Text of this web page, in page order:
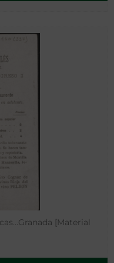
[Material